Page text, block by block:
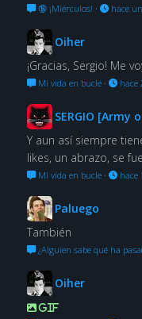
🔞 ¡Miérculos! · hace
Oiher
¡Gracias, Sergio! Me
Mi vida en bucle· hace
SERGIO [Army
Y aun así siempre
likes, un abrazo, se
Mi vida en bucle· hace
Paluego
También
¿Alguien sabe qué ha
Oiher
GIF